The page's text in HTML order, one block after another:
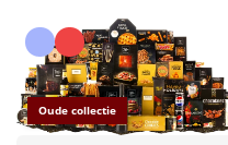
Oude collectie